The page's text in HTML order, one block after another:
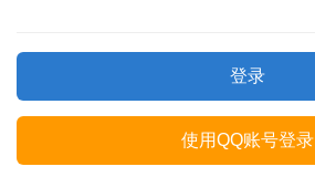
登录
使用QQ账号登录